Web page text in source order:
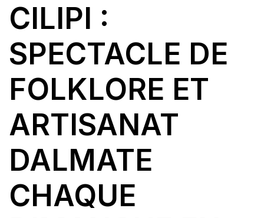
CILIPI :
SPECTACLE DE
FOLKLORE ET
ARTISANAT
DALMATE
CHAQUE